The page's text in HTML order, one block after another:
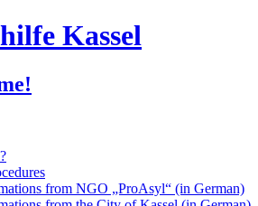
Kassel
from NGO „ProAsyl“ (in German)